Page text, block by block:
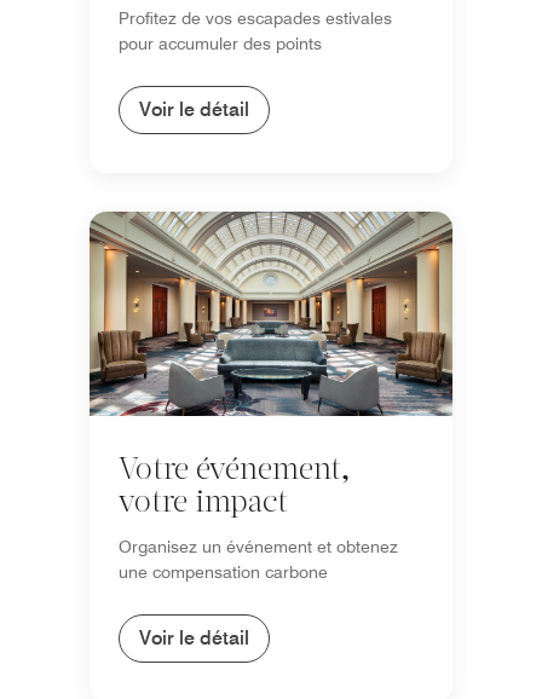
Profitez de vos escapades estivales
pour accumuler des points
Voir le détail
Votre événement,
votre impact
Organisez un événement et obtenez
une compensation carbone
Voir le détail